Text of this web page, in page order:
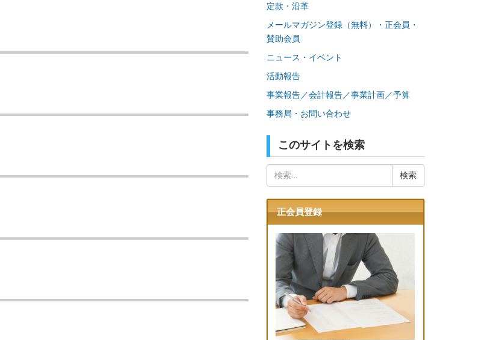
定款・沿革
メールマガジン登録（無料）・正会員・
賛助会員
ニュース・イベント
活動報告
事業報告／会計報告／事業計画／予算
事務局・お問い合わせ
このサイトを検索
索:
正会員登録